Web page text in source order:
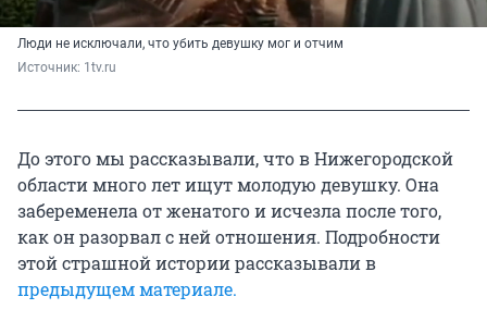
Люди не исключали, что убить девушку мог и отчим
Источник: 1tv.ru
До этого мы рассказывали, что в Нижегородской
области много лет ищут молодую девушку. Она
забеременела от женатого и исчезла после того,
как он разорвал с ней отношения. Подробности
этой страшной истории рассказывали в
предыдущем материале.